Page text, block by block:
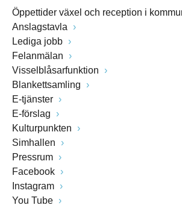
Öppettider växel och reception i
Anslagstavla
Lediga jobb
Felanmälan
Visselblåsarfunktion
Blankettsamling
E-tjänster
E-förslag
Kulturpunkten
Simhallen
Pressrum
Facebook
Instagram
You Tube